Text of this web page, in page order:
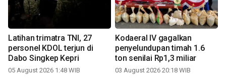
Latihan trimatra TNI, 27
personel KDOL terjun di
Dabo Singkep Kepri
05 August 2026 1:48 WIB
Kodaeral IV gagalkan
penyelundupan timah 1.6
ton senilai Rp1,3 miliar
03 August 2026 20:18 WIB